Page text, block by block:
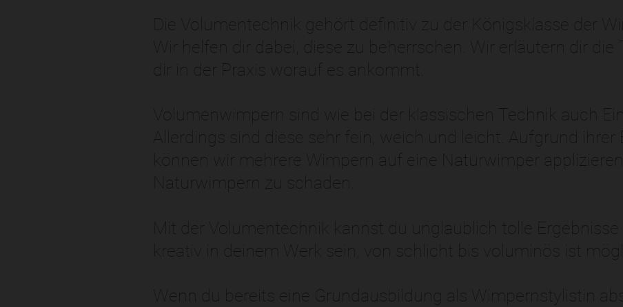
Reflexzonenmassage mit dem Jadestift
Anti-Aging-Hypnose
Die Volumentechnik gehört definitiv zu der Königsklasse der
Wir helfen dir dabei, diese zu beherrschen. Wir erläutern dir die
dir in der Praxis worauf es ankommt.
Volumenwimpern sind wie bei der klassischen Technik auch
Allerdings sind diese sehr fein, weich und leicht. Aufgrund ihrer
können wir mehrere Wimpern auf eine Naturwimper
Naturwimpern zu schaden.
Mit der Volumentechnik kannst du unglaublich tolle Ergebnisse
kreativ in deinem Werk sein, von schlicht bis voluminös ist
Wenn du bereits eine Grundausbildung als Wimpernstylistin